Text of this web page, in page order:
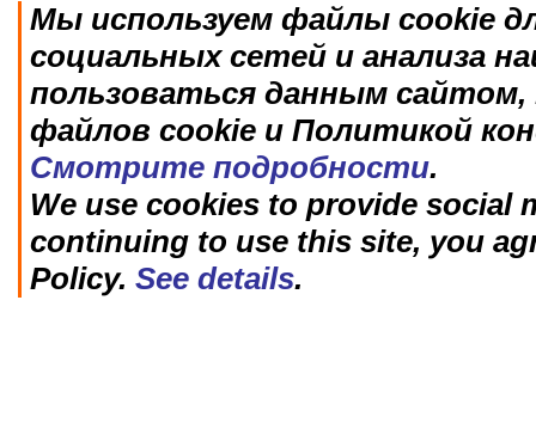
Мы используем файлы cookie
социальных сетей и анализа
пользоваться данным
файлов cookie и Политикой
Смотрите подробности.
We use cookies to provide social
continuing to use this site, you
Policy. See details.